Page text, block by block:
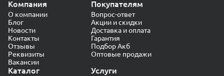
Компания
О компании
Блог
Новости
Контакты
Отзывы
Реквизиты
Вакансии
Покупателям
Вопрос-ответ
Акции и скидки
Доставка и оплата
Гарантия
Подбор Акб
Оптовые продажи
Каталог Услуги